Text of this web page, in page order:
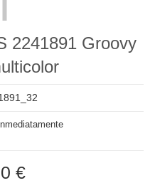
2241891 Groovy
€